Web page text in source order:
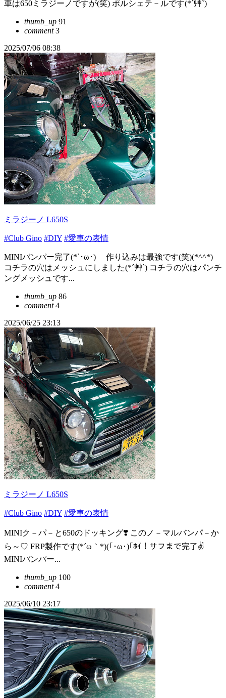
車は650ミラジーノですが(笑) ポルシェテ－ルです(*´艸`)
thumb_up 91
comment3
2025/07/06 08:38
ミラジーノ L650S
#Club Gino #DIY #愛車の表情
MINIバンパー完了(*`･ω･)ゞ 作り込みは最強です(笑)(*^^*)
コチラの穴はメッシュにしました(*´艸`) コチラの穴はパンチ
ングメッシュです...
thumb_up 86
comment4
2025/06/25 23:13
ミラジーノ L650S
#Club Gino #DIY #愛車の表情
MINIク－パ－と650のドッキング❣️ このノ－マルバンパ－か
ら～♡ FRP製作です(*´ω｀*)(｢･ω･)｢ﾎｲ！サフまで完了✌️
MINIバンパー...
thumb_up 100
comment4
2025/06/10 23:17